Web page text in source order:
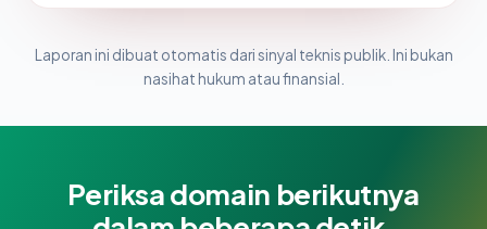
Laporan ini dibuat otomatis dari sinyal teknis publik. Ini bukan
nasihat hukum atau finansial.
Periksa domain berikutnya